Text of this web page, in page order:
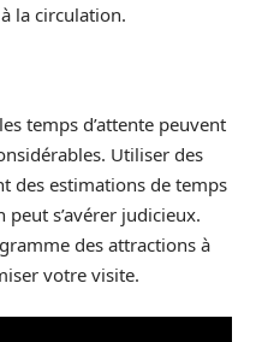
la circulation.
temps d’attente peuvent
Utiliser des
des estimations de temps
s’avérer judicieux.
des attractions à
votre visite.